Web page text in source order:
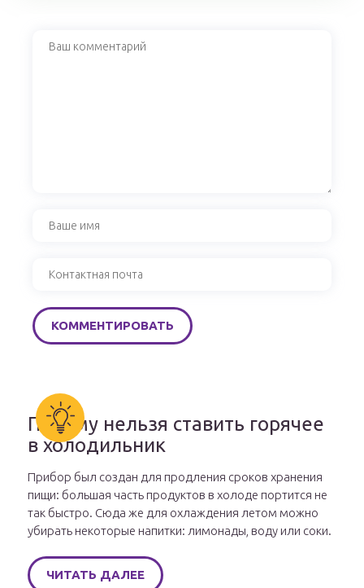
Почему нельзя ставить горячее
в холодильник
Прибор был создан для продления сроков хранения
пищи: большая часть продуктов в холоде портится не
так быстро. Сюда же для охлаждения летом можно
убирать некоторые напитки: лимонады, воду или соки.
ЧИТАТЬ ДАЛЕЕ